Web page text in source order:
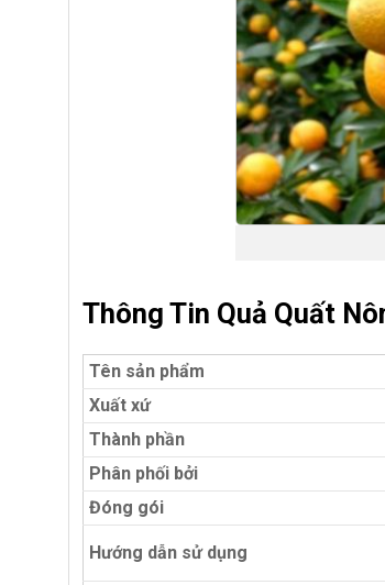
Thông Tin Quả Quất
Tên sản phẩm
Xuất xứ
Thành phần
Phân phối bởi
Đóng gói
Hướng dẫn sử dụng